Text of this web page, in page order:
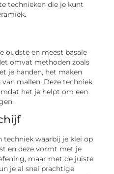
technieken die je kunt
oudste en meest basale
omvat methoden zoals
je handen, het maken
mallen. Deze techniek
het je helpt om een
techniek waarbij je klei op
en deze vormt met je
maar met de juiste
je al snel prachtige